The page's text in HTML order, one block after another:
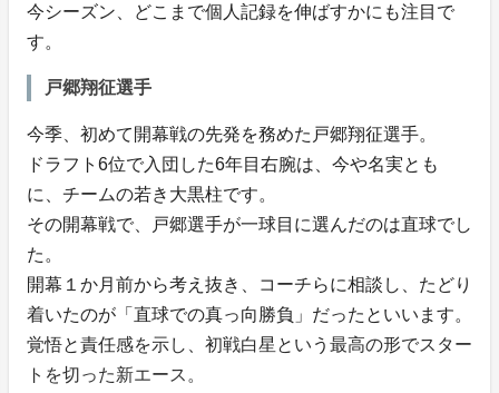
今シーズン、どこまで個人記録を伸ばすかにも注目で
す。
戸郷翔征選手
今季、初めて開幕戦の先発を務めた戸郷翔征選手。
ドラフト6位で入団した6年目右腕は、今や名実とも
に、チームの若き大黒柱です。
その開幕戦で、戸郷選手が一球目に選んだのは直球でし
た。
開幕１か月前から考え抜き、コーチらに相談し、たどり
着いたのが「直球での真っ向勝負」だったといいます。
覚悟と責任感を示し、初戦白星という最高の形でスター
トを切った新エース。